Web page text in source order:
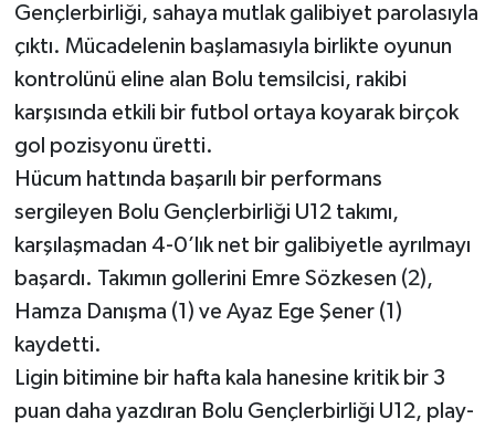
Gençlerbirliği, sahaya mutlak galibiyet parolasıyla
çıktı. Mücadelenin başlamasıyla birlikte oyunun
kontrolünü eline alan Bolu temsilcisi, rakibi
karşısında etkili bir futbol ortaya koyarak birçok
gol pozisyonu üretti.
Hücum hattında başarılı bir performans
sergileyen Bolu Gençlerbirliği U12 takımı,
karşılaşmadan 4-0’lık net bir galibiyetle ayrılmayı
başardı. Takımın gollerini Emre Sözkesen (2),
Hamza Danışma (1) ve Ayaz Ege Şener (1)
kaydetti.
Ligin bitimine bir hafta kala hanesine kritik bir 3
puan daha yazdıran Bolu Gençlerbirliği U12, play-